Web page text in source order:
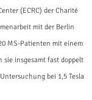
(ECRC) der Charité
mit der Berlin
MS-Patienten mit einem
sie insgesamt fast doppelt
bei 1,5 Tesla